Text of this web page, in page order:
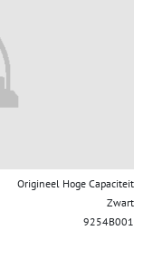
Origineel Hoge Capaciteit
Zwart
9254B001